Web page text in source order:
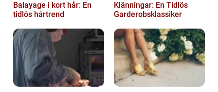
Balayage i kort hår: En
tidlös hårtrend
Klänningar: En Tidlös
Garderobsklassiker